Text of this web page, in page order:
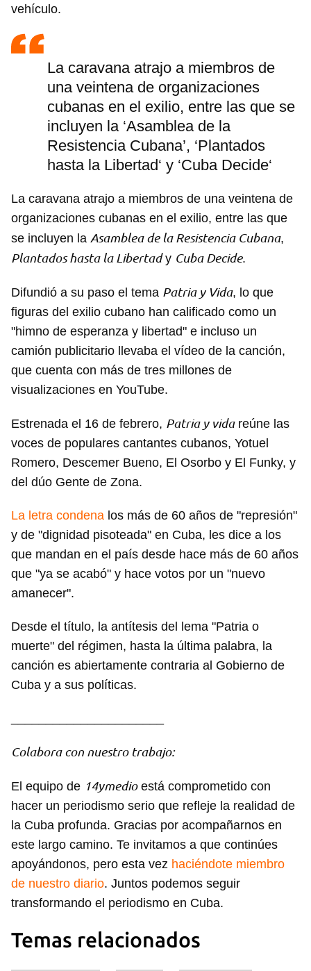
Guardar como favorito
vehículo.
La caravana atrajo a miembros de
una veintena de organizaciones
cubanas en el exilio, entre las que se
incluyen la ‘Asamblea de la
Resistencia Cubana’, ‘Plantados
hasta la Libertad‘ y ‘Cuba Decide‘
La caravana atrajo a miembros de una veintena de
organizaciones cubanas en el exilio, entre las que
se incluyen la Asamblea de la Resistencia Cubana,
Plantados hasta la Libertady Cuba Decide.
Difundió a su paso el tema Patria y Vida, lo que
figuras del exilio cubano han calificado como un
"himno de esperanza y libertad" e incluso un
camión publicitario llevaba el vídeo de la canción,
que cuenta con más de tres millones de
visualizaciones en YouTube.
Estrenada el 16 de febrero, Patria y vidareúne las
voces de populares cantantes cubanos, Yotuel
Romero, Descemer Bueno, El Osorbo y El Funky, y
del dúo Gente de Zona.
La letra condena los más de 60 años de "represión"
y de "dignidad pisoteada" en Cuba, les dice a los
que mandan en el país desde hace más de 60 años
que "ya se acabó" y hace votos por un "nuevo
amanecer".
Desde el título, la antítesis del lema "Patria o
muerte" del régimen, hasta la última palabra, la
canción es abiertamente contraria al Gobierno de
Cuba y a sus políticas.
Colabora con nuestro trabajo:
El equipo de 14ymedioestá comprometido con
hacer un periodismo serio que refleje la realidad de
la Cuba profunda. Gracias por acompañarnos en
este largo camino. Te invitamos a que continúes
apoyándonos, pero esta vez haciéndote miembro
de nuestro diario. Juntos podemos seguir
transformando el periodismo en Cuba.
Temas relacionados